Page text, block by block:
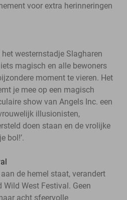
voor extra herinneringen
westernstadje Slagharen
magisch en alle bewoners
moment te vieren. Het
je mee op een magisch
show van Angels Inc. een
illusionisten,
doen staan en de vrolijke
bol!’.
de hemel staat, verandert
West Festival. Geen
acht sfeervolle